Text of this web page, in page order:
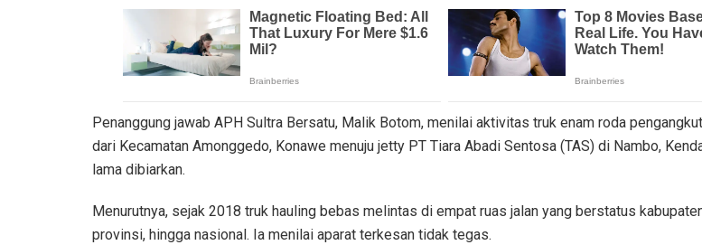
Penanggung jawab APH Sultra Bersatu, Malik Botom, menilai aktivitas truk enam roda
dari Kecamatan Amonggedo, Konawe menuju jetty PT Tiara Abadi Sentosa (TAS) di Nambo,
lama dibiarkan.
Menurutnya, sejak 2018 truk hauling bebas melintas di empat ruas jalan yang berstatus
provinsi, hingga nasional. Ia menilai aparat terkesan tidak tegas.